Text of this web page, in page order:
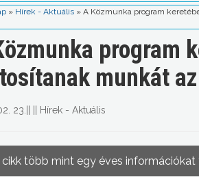
» Hírek - Aktuális » A Közmunka program
program
munkát
23. Hírek - Aktuális
cikk több mint egy éves